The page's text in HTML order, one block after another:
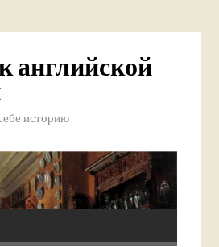
английской
историю